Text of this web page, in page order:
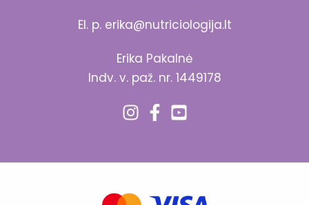
El. p. erika@nutriciologija.lt
Erika Pakalnė
Indv. v. paž. nr. 1449178